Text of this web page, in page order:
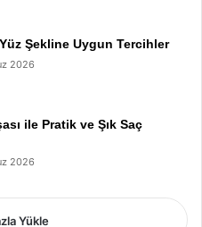
Şekline Uygun Tercihler
2026
ile Pratik ve Şık Saç
2026
Yükle